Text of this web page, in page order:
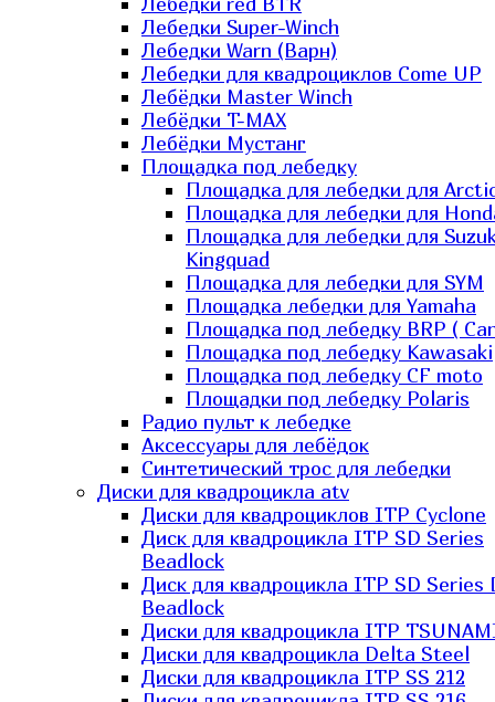
Лебедки Super-Winch
Лебедки Warn (Варн)
Лебедки для квадроциклов Come UP
Лебёдки Master Winch
Лебёдки T-MAX
Лебёдки Мустанг
Площадка под лебедку
Площадка для лебедки для
Площадка для лебедки для
Площадка для лебедки для
Kingquad
Площадка для лебедки для SYM
Площадка лебедки для Yamaha
Площадка под лебедку BRP (
Площадка под лебедку Kawasaki
Площадка под лебедку СF moto
Площадки под лебедку Polaris
Радио пульт к лебедке
Аксессуары для лебёдок
Синтетический трос для лебедки
Диски для квадроцикла atv
Диски для квадроциклов ITP Cyclone
Диск для квадроцикла ITP SD Series
Beadlock
Диск для квадроцикла ITP SD Series
Beadlock
Диски для квадроцикла ITP
Диски для квадроцикла Delta Steel
Диски для квадроцикла ITP SS 212